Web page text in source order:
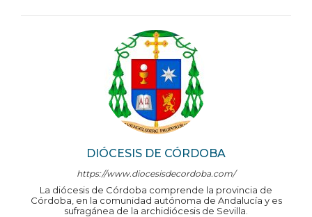
DIÓCESIS DE CÓRDOBA
https://www.diocesisdecordoba.com/
La diócesis de Córdoba comprende la provincia de
Córdoba, en la comunidad autónoma de Andalucía y es
sufragánea de la archidiócesis de Sevilla.